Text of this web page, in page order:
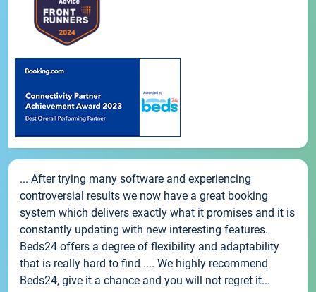
... After trying many software and experiencing
controversial results we now have a great booking
system which delivers exactly what it promises and it is
constantly updating with new interesting features.
Beds24 offers a degree of flexibility and adaptability
that is really hard to find .... We highly recommend
Beds24, give it a chance and you will not regret it...